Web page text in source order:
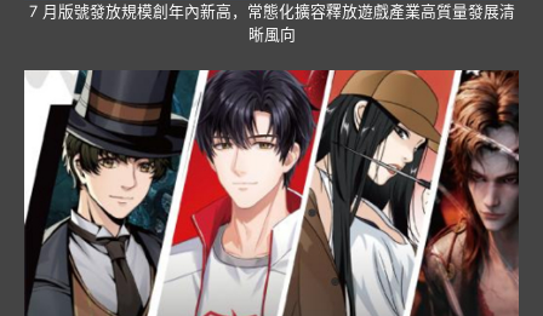
7 月版號發放規模創年內新高，常態化擴容釋放遊戲產業高質量發展清
晰風向